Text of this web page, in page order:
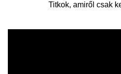
Titkok, amiről csak